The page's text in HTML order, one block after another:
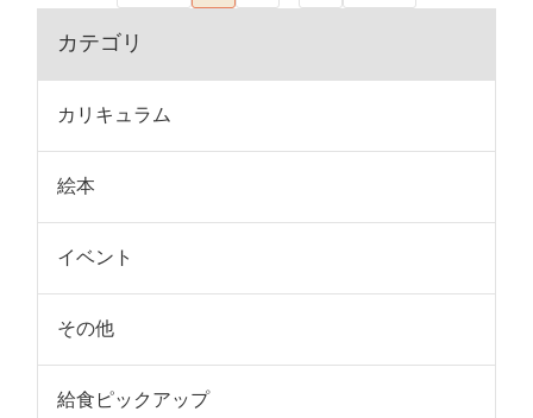
カテゴリ
カリキュラム
絵本
イベント
その他
給食ピックアップ